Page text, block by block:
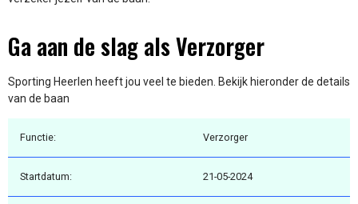
Ga aan de slag als Verzorger
Sporting Heerlen heeft jou veel te bieden. Bekijk hieronder de details
van de baan
Functie: Verzorger
Startdatum: 21-05-2024